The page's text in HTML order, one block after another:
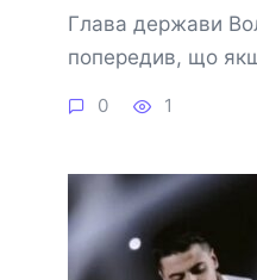
Глава держави
попередив, що
0 1